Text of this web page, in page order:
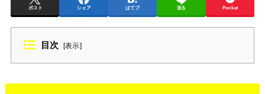
ポスト シェア はてブ 送る Pocket
目次 [表示]